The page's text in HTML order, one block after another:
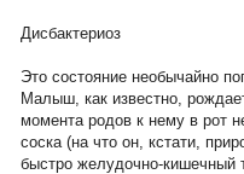
Дисбактериоз
Это состояние необычайно
Малыш, как известно,
момента родов к нему в рот
соска (на что он, кстати,
быстро желудочно-кишечный